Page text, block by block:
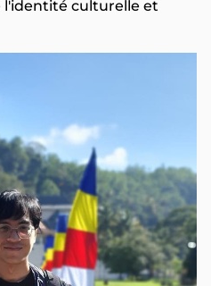
l'identité culturelle et